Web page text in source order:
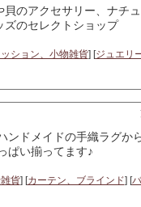
のアクセサリー、ナチ
ズのセレクトショップ
ション、小物雑貨] [ジュエリ
ンドメイドの手織ラグか
ぱい揃ってます♪
貨] [カーテン、ブラインド] [